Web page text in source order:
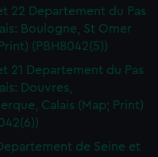
22 Departement du Pas
Boulogne, St Omer
(PBH8042(5))
21 Departement du Pas
Douvres,
Calais (Map; Print)
de Seine et